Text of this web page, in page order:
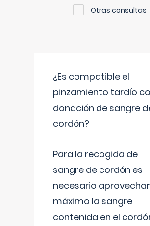
Otras consultas
¿Es compatible el
pinzamiento tardío
donación de sangre
cordón?
Para la recogida de
sangre de cordón es
necesario
máximo la sangre
contenida en el